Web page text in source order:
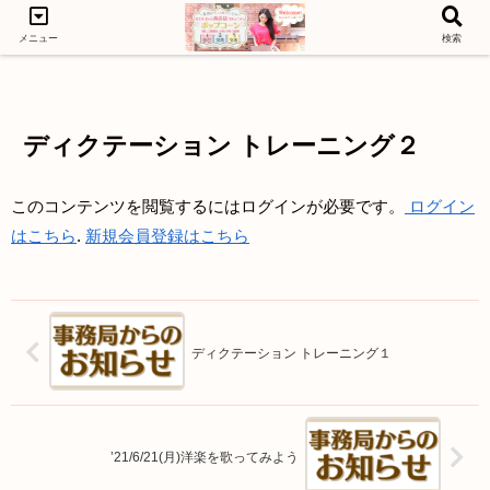
ディクテーション トレーニング２
このコンテンツを閲覧するにはログインが必要です。
ログイン
はこちら. 新規会員登録はこちら
ディクテーション トレーニング１
’21/6/21(月)洋楽を歌ってみよう
メニュー 検索